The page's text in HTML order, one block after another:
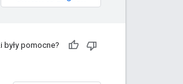
były pomocne?